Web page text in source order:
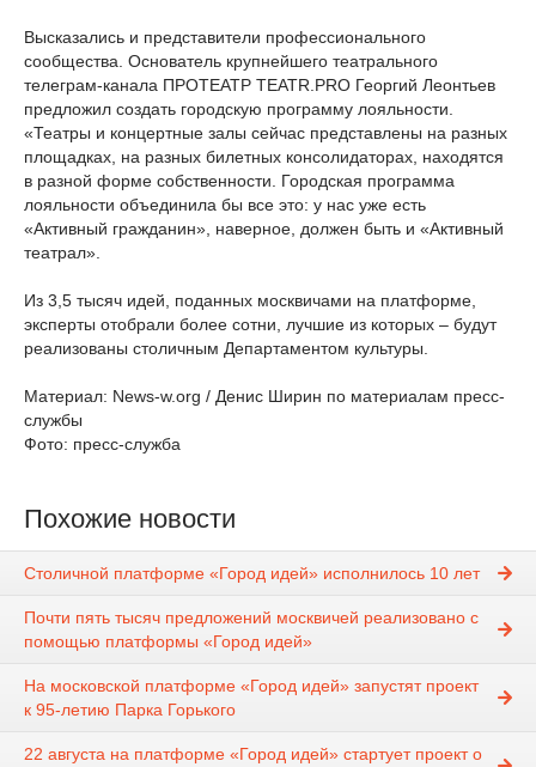
Высказались и представители профессионального
сообщества. Основатель крупнейшего театрального
телеграм-канала ПРОТЕАТР TEATR.PRO Георгий Леонтьев
предложил создать городскую программу лояльности.
«Театры и концертные залы сейчас представлены на разных
площадках, на разных билетных консолидаторах, находятся
в разной форме собственности. Городская программа
лояльности объединила бы все это: у нас уже есть
«Активный гражданин», наверное, должен быть и «Активный
театрал».
Из 3,5 тысяч идей, поданных москвичами на платформе,
эксперты отобрали более сотни, лучшие из которых – будут
реализованы столичным Департаментом культуры.
Материал: News-w.org / Денис Ширин по материалам пресс-
службы
Фото: пресс-служба
Похожие новости
Столичной платформе «Город идей» исполнилось 10 лет
Почти пять тысяч предложений москвичей реализовано с
помощью платформы «Город идей»
На московской платформе «Город идей» запустят проект
к 95-летию Парка Горького
22 августа на платформе «Город идей» стартует проект о